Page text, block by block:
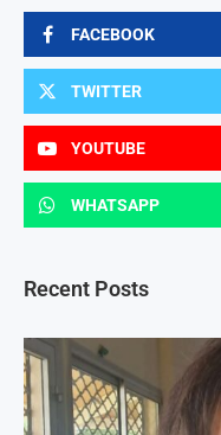
FACEBOOK
TWITTER
YOUTUBE
WHATSAPP
Recent Posts